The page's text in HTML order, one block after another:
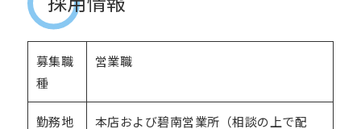
募集職
種
営業職
勤務地
本店および碧南営業所（相談の上で配